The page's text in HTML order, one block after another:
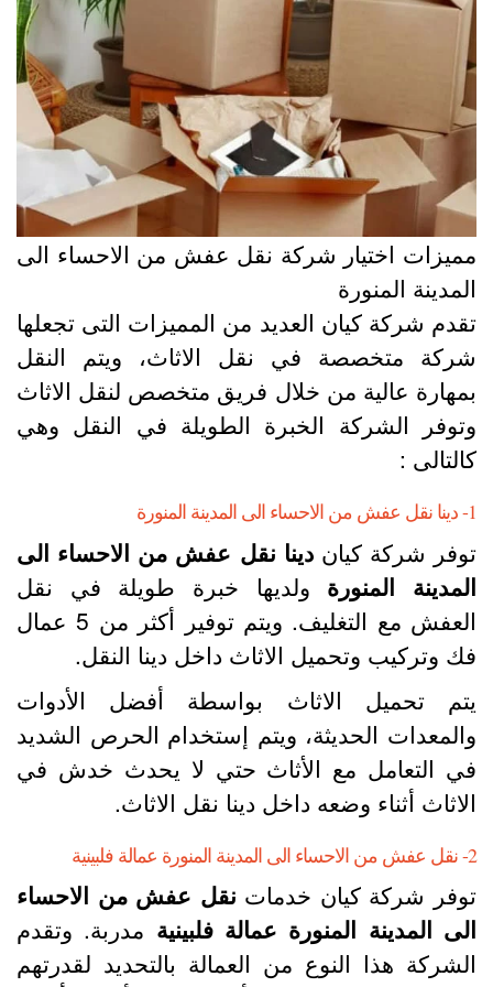
اختيار شركة نقل عفش من الاحساء الى
المنورة
شركة كيان العديد من المميزات التى تجعلها
متخصصة في نقل الاثاث، ويتم النقل
عالية من خلال فريق متخصص لنقل الاثاث
الشركة الخبرة الطويلة في النقل وهي
:
شركة كياندينا نقل عفش من الاحساء الى
المنورةولديها خبرة طويلة في نقل
العفش مع التغليف. ويتم توفير أكثر من 5 عمال
وتركيب وتحميل الاثاث داخل دينا النقل.
تحميل الاثاث بواسطة أفضل الأدوات
الحديثة، ويتم إستخدام الحرص الشديد
التعامل مع الأثاث حتي لا يحدث خدش في
أثناء وضعه داخل دينا نقل الاثاث.
شركة كيان خدماتنقل عفش من الاحساء
المدينة المنورة عمالة فلبينيةمدربة. وتقدم
هذا النوع من العمالة بالتحديد لقدرتهم